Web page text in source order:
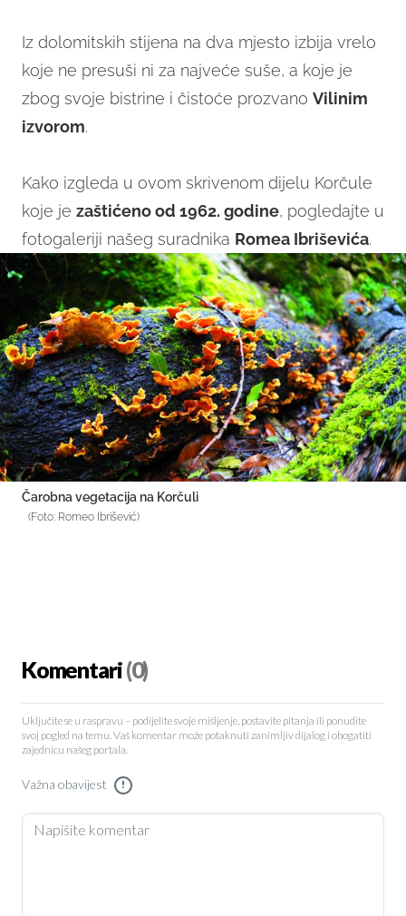
Iz dolomitskih stijena na dva mjesto izbija vrelo
koje ne presuši ni za najveće suše, a koje je
zbog svoje bistrine i čistoće prozvano Vilinim
izvorom.
Kako izgleda u ovom skrivenom dijelu Korčule
koje je zaštićeno od 1962. godine, pogledajte u
fotogaleriji našeg suradnika Romea Ibriševića.
Čarobna vegetacija na Korčuli
(Foto: Romeo Ibrišević)
Komentari(0)
Uključite se u raspravu – podijelite svoje mišljenje, postavite pitanja ili ponudite
svoj pogled na temu. Vaš komentar može potaknuti zanimljiv dijalog i obogatiti
zajednicu našeg portala.
Važna obavijest !